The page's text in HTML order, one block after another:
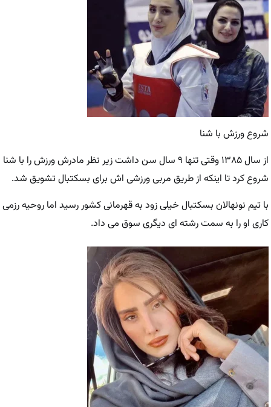
شروع ورزش با شنا
از سال ۱۳۸۵ وقتی تنها ۹ سال سن داشت زیر نظر مادرش ورزش را با شنا
شروع کرد تا اینکه از طریق مربی ورزشی اش برای بسکتبال تشویق شد.
با تیم نونهالان بسکتبال خیلی زود به قهرمانی کشور رسید اما روحیه رزمی
کاری او را به سمت رشته ای دیگری سوق می داد.